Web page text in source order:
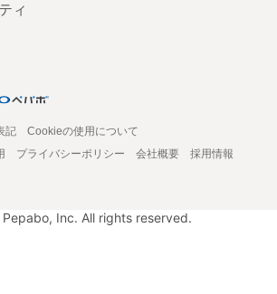
ィ
記
Cookieの使用について
プライバシーポリシー 会社概要
採用情報
Inc. All rights reserved.